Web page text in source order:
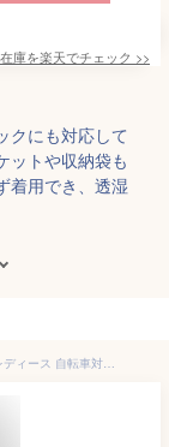
庫を楽天でチェック >>
クにも対応して
ットや収納袋も
着用でき、透湿
【P2倍 7/11 1:59まで】 回転フード レインコート レディース 自転車対応 おしゃれ ロング 大きいサイズ 透湿 防水 蒸れない 軽量 AX-20 撥水アウター 三層構造生地 反射帯 フード付き レインウェア オシャレ 雨 通勤 バイク 送迎 アエトニクス ミヤコート